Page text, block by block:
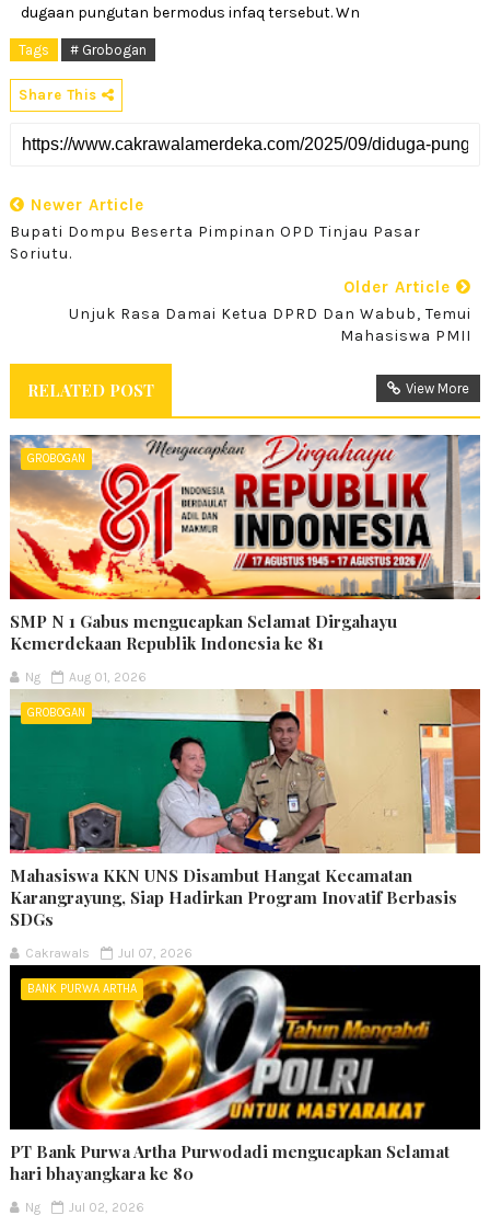
dugaan pungutan bermodus infaq tersebut. Wn
Tags # Grobogan
Share This
Newer Article
Bupati Dompu Beserta Pimpinan OPD Tinjau Pasar
Soriutu.
Older Article
Unjuk Rasa Damai Ketua DPRD Dan Wabub, Temui
Mahasiswa PMII
RELATED POST View More
GROBOGAN
SMP N 1 Gabus mengucapkan Selamat Dirgahayu
Kemerdekaan Republik Indonesia ke 81
Ng Aug 01, 2026
GROBOGAN
Mahasiswa KKN UNS Disambut Hangat Kecamatan
Karangrayung, Siap Hadirkan Program Inovatif Berbasis
SDGs
Cakrawals Jul 07, 2026
BANK PURWA ARTHA
PT Bank Purwa Artha Purwodadi mengucapkan Selamat
hari bhayangkara ke 80
Ng Jul 02, 2026